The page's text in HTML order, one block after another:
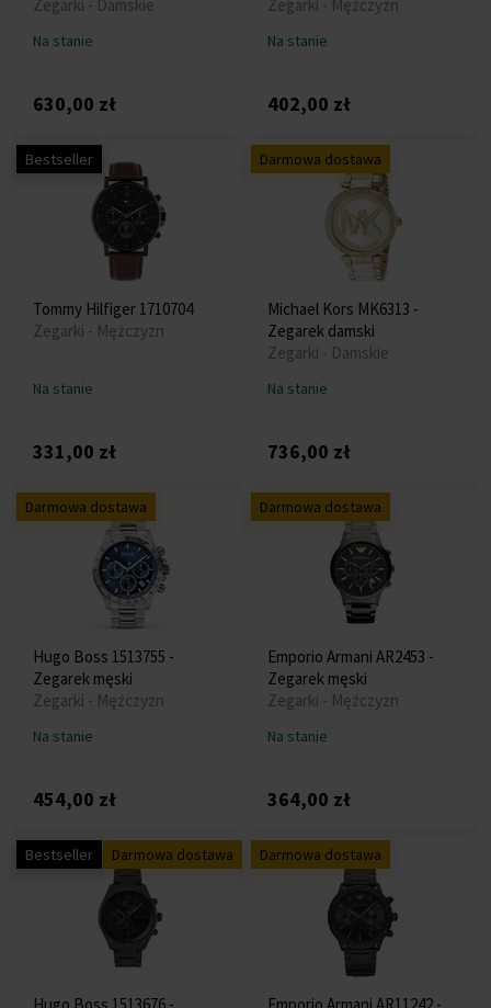
Zegarki - Damskie
Na stanie
630,00 zł
Zegarki - Mężczyzn
Na stanie
402,00 zł
Bestseller
Tommy Hilfiger 1710704
Zegarki - Mężczyzn
Na stanie
331,00 zł
Darmowa dostawa
Michael Kors MK6313 -
Zegarek damski
Zegarki - Damskie
Na stanie
736,00 zł
Darmowa dostawa
Hugo Boss 1513755 -
Zegarek męski
Zegarki - Mężczyzn
Na stanie
454,00 zł
Darmowa dostawa
Emporio Armani AR2453 -
Zegarek męski
Zegarki - Mężczyzn
Na stanie
364,00 zł
Bestseller Darmowa dostawa Darmowa dostawa